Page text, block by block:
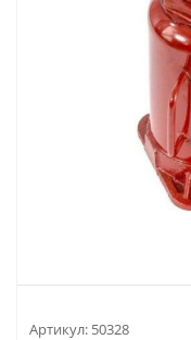
Артикул: 50328